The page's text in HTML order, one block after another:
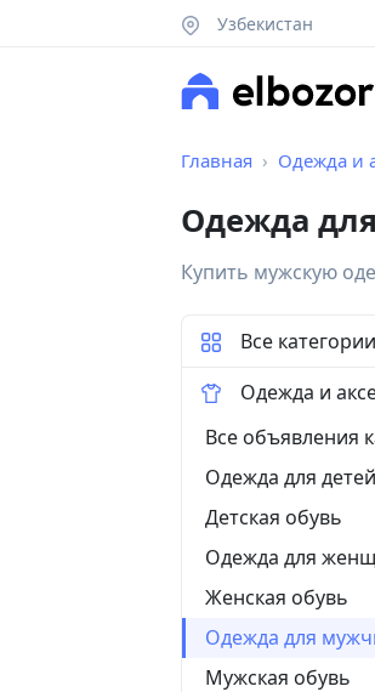
Узбекистан
Главная Одежда и
Одежда
Купить мужскую
Все категории
Одежда и
Все объявления
Одежда для детей
Детская обувь
Одежда для
Женская обувь
Одежда для
Мужская обувь